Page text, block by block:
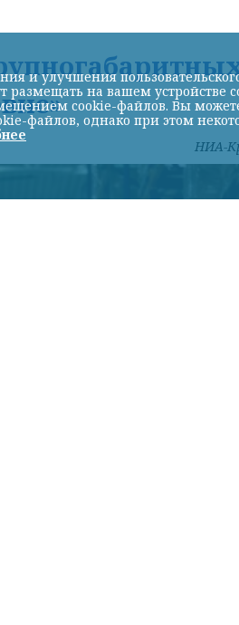
НИА-
и улучшения
размещать на вашем
cookie-файлов. Вы
файлов, однако при этом